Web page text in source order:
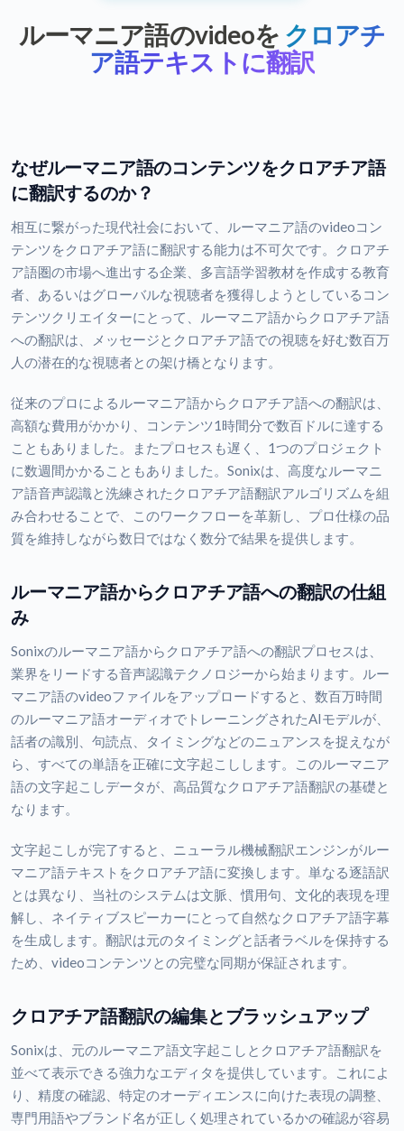
ルーマニア語のvideoを クロアチ
ア語テキストに翻訳
なぜルーマニア語のコンテンツをクロアチア語
に翻訳するのか？
相互に繋がった現代社会において、ルーマニア語のvideoコン
テンツをクロアチア語に翻訳する能力は不可欠です。クロアチ
ア語圏の市場へ進出する企業、多言語学習教材を作成する教育
者、あるいはグローバルな視聴者を獲得しようとしているコン
テンツクリエイターにとって、ルーマニア語からクロアチア語
への翻訳は、メッセージとクロアチア語での視聴を好む数百万
人の潜在的な視聴者との架け橋となります。
従来のプロによるルーマニア語からクロアチア語への翻訳は、
高額な費用がかかり、コンテンツ1時間分で数百ドルに達する
こともありました。またプロセスも遅く、1つのプロジェクト
に数週間かかることもありました。Sonixは、高度なルーマニ
ア語音声認識と洗練されたクロアチア語翻訳アルゴリズムを組
み合わせることで、このワークフローを革新し、プロ仕様の品
質を維持しながら数日ではなく数分で結果を提供します。
ルーマニア語からクロアチア語への翻訳の仕組
み
Sonixのルーマニア語からクロアチア語への翻訳プロセスは、
業界をリードする音声認識テクノロジーから始まります。ルー
マニア語のvideoファイルをアップロードすると、数百万時間
のルーマニア語オーディオでトレーニングされたAIモデルが、
話者の識別、句読点、タイミングなどのニュアンスを捉えなが
ら、すべての単語を正確に文字起こしします。このルーマニア
語の文字起こしデータが、高品質なクロアチア語翻訳の基礎と
なります。
文字起こしが完了すると、ニューラル機械翻訳エンジンがルー
マニア語テキストをクロアチア語に変換します。単なる逐語訳
とは異なり、当社のシステムは文脈、慣用句、文化的表現を理
解し、ネイティブスピーカーにとって自然なクロアチア語字幕
を生成します。翻訳は元のタイミングと話者ラベルを保持する
ため、videoコンテンツとの完璧な同期が保証されます。
クロアチア語翻訳の編集とブラッシュアップ
Sonixは、元のルーマニア語文字起こしとクロアチア語翻訳を
並べて表示できる強力なエディタを提供しています。これによ
り、精度の確認、特定のオーディエンスに向けた表現の調整、
専門用語やブランド名が正しく処理されているかの確認が容易